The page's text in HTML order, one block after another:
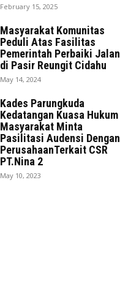
February 15, 2025
Masyarakat Komunitas
Peduli Atas Fasilitas
Pemerintah Perbaiki Jalan
di Pasir Reungit Cidahu
May 14, 2024
Kades Parungkuda
Kedatangan Kuasa Hukum
Masyarakat Minta
Pasilitasi Audensi Dengan
PerusahaanTerkait CSR
PT.Nina 2
May 10, 2023